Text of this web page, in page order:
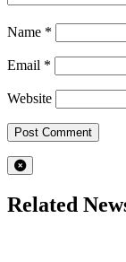
Name *
Email *
Website
Related